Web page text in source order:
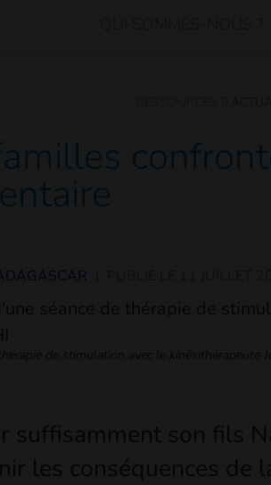
de stimulation avec le kinésithérapeute
suffisamment son fils
les conséquences de